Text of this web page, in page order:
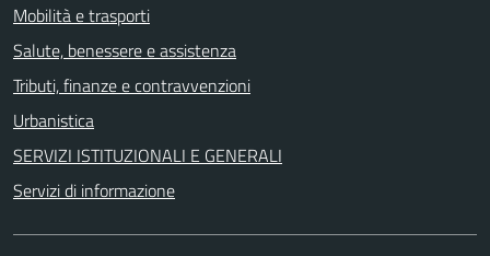
Mobilità e trasporti
Salute, benessere e assistenza
Tributi, finanze e contravvenzioni
Urbanistica
SERVIZI ISTITUZIONALI E GENERALI
Servizi di informazione